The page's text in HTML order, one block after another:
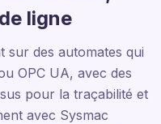
ligne
sur des automates qui
OPC UA, avec des
pour la traçabilité et
avec Sysmac